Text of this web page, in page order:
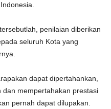
penilaian diberikan
seluruh Kota yang
dapat dipertahankan,
mempertahakan prestasi
pernah dapat dilupakan.